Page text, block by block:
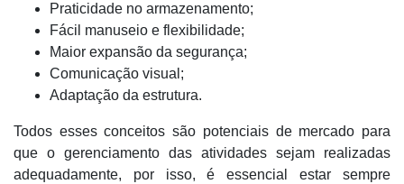
Praticidade no armazenamento;
Fácil manuseio e flexibilidade;
Maior expansão da segurança;
Comunicação visual;
Adaptação da estrutura.
Todos esses conceitos são potenciais de mercado para
que o gerenciamento das atividades sejam realizadas
adequadamente, por isso, é essencial estar sempre